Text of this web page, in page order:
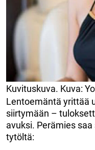
Kuvituskuva. Kuva:
Lentoemäntä yrittää
siirtymään –
avuksi. Perämies
tytöltä: